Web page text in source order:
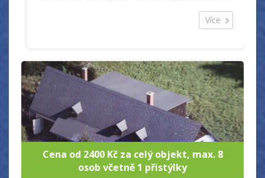
Více
Cena od 2400 Kč za celý objekt, max. 8
osob včetně 1 přistýlky